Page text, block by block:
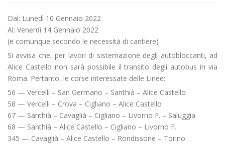
Dal: Lunedì 10 Gennaio 2022
Al: Venerdì 14 Gennaio 2022
(e comunque secondo le necessità di cantiere)
Si avvisa che, per lavori di sistemazione degli autobloccanti, ad
Alice Castello non sarà possibile il transito degli autobus in via
Roma. Pertanto, le corse interessate delle Linee:
56 — Vercelli – San Germano – Santhià – Alice Castello
58 — Vercelli – Crova – Cigliano – Alice Castello
67 — Santhià – Cavaglià – Cigliano – Livorno F. – Saluggia
68 — Santhià – Alice Castello – Cigliano – Livorno F.
345 — Cavaglià – Alice Castello – Rondissone – Torino